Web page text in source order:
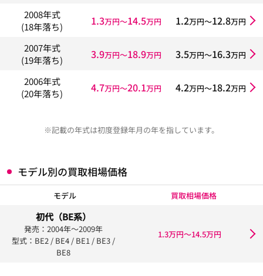
2008年式
(18年落ち)
1.3万円〜14.5万円 1.2万円〜12.8万円
2007年式
(19年落ち)
3.9万円〜18.9万円 3.5万円〜16.3万円
2006年式
(20年落ち)
4.7万円〜20.1万円 4.2万円〜18.2万円
※記載の年式は初度登録年月の年を指しています。
モデル別の買取相場価格
モデル 買取相場価格
初代（BE系）
発売：2004年〜2009年
型式：BE2 / BE4 / BE1 / BE3 /
BE8
1.3万円〜14.5万円